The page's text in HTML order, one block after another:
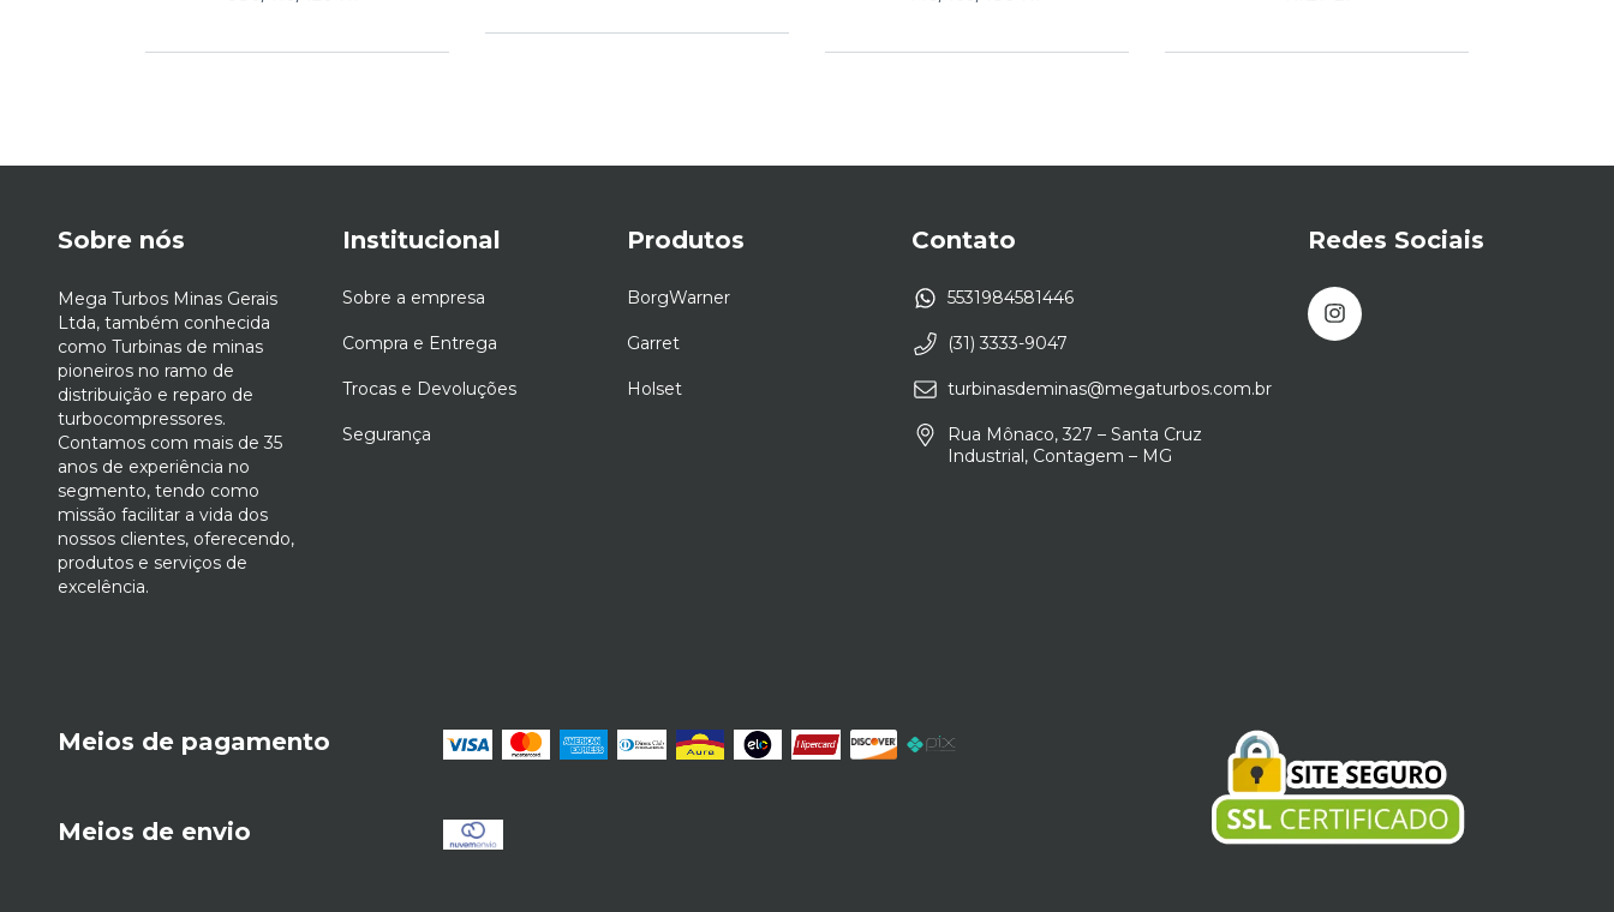
Sobre nós
Mega Turbos Minas Gerais
Ltda, também conhecida
como Turbinas de minas
pioneiros no ramo de
distribuição e reparo de
turbocompressores.
Contamos com mais de 35
anos de experiência no
segmento, tendo como
missão facilitar a vida dos
nossos clientes, oferecendo,
produtos e serviços de
excelência.
Institucional
Sobre a empresa
Compra e Entrega
Trocas e Devoluções
Segurança
Produtos
BorgWarner
Garret
Holset
Contato
5531984581446
(31) 3333-9047
turbinasdeminas@megaturbos.com.br
Rua Mônaco, 327 – Santa Cruz
Industrial, Contagem – MG
Redes Sociais
Meios de pagamento
Meios de envio